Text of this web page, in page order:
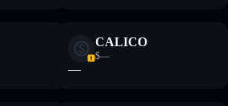
CALICO
$—
—